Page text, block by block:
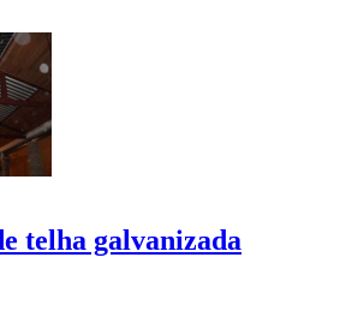
telha galvanizada